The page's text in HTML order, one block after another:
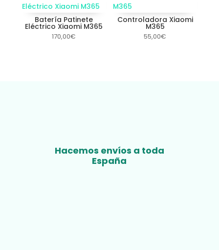
Batería Patinete
Eléctrico Xiaomi M365
170,00€
Controladora Xiaomi
M365
55,00€
Hacemos envíos a toda
España